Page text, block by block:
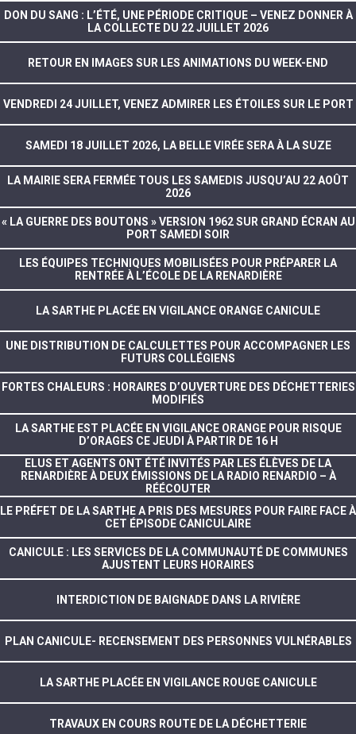
DON DU SANG : L’ÉTÉ, UNE PÉRIODE CRITIQUE – VENEZ DONNER À
LA COLLECTE DU 22 JUILLET 2026
RETOUR EN IMAGES SUR LES ANIMATIONS DU WEEK-END
VENDREDI 24 JUILLET, VENEZ ADMIRER LES ÉTOILES SUR LE PORT
SAMEDI 18 JUILLET 2026, LA BELLE VIRÉE SERA À LA SUZE
LA MAIRIE SERA FERMÉE TOUS LES SAMEDIS JUSQU’AU 22 AOÛT
2026
« LA GUERRE DES BOUTONS » VERSION 1962 SUR GRAND ÉCRAN AU
PORT SAMEDI SOIR
LES ÉQUIPES TECHNIQUES MOBILISÉES POUR PRÉPARER LA
RENTRÉE À L’ÉCOLE DE LA RENARDIÈRE
LA SARTHE PLACÉE EN VIGILANCE ORANGE CANICULE
UNE DISTRIBUTION DE CALCULETTES POUR ACCOMPAGNER LES
FUTURS COLLÉGIENS
FORTES CHALEURS : HORAIRES D’OUVERTURE DES DÉCHETTERIES
MODIFIÉS
LA SARTHE EST PLACÉE EN VIGILANCE ORANGE POUR RISQUE
D’ORAGES CE JEUDI À PARTIR DE 16 H
ELUS ET AGENTS ONT ÉTÉ INVITÉS PAR LES ÉLÈVES DE LA
RENARDIÈRE À DEUX ÉMISSIONS DE LA RADIO RENARDIO – À
RÉÉCOUTER
LE PRÉFET DE LA SARTHE A PRIS DES MESURES POUR FAIRE FACE À
CET ÉPISODE CANICULAIRE
CANICULE : LES SERVICES DE LA COMMUNAUTÉ DE COMMUNES
AJUSTENT LEURS HORAIRES
INTERDICTION DE BAIGNADE DANS LA RIVIÈRE
PLAN CANICULE- RECENSEMENT DES PERSONNES VULNÉRABLES
LA SARTHE PLACÉE EN VIGILANCE ROUGE CANICULE
TRAVAUX EN COURS ROUTE DE LA DÉCHETTERIE